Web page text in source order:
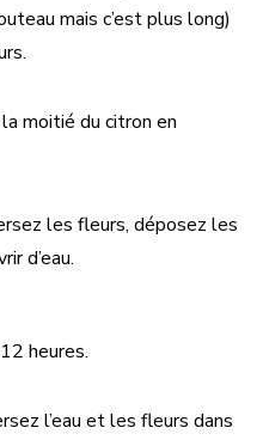
mais c’est plus long)
moitié du citron en
les fleurs, déposez les
d’eau.
heures.
l’eau et les fleurs dans